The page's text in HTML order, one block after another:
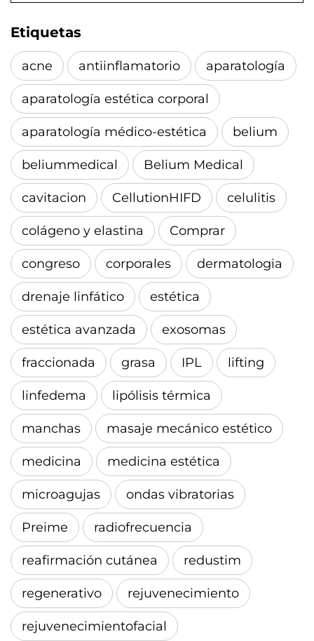
Etiquetas
acne antiinflamatorio aparatología
aparatología estética corporal
aparatología médico-estética belium
beliummedical Belium Medical
cavitacion CellutionHIFD celulitis
colágeno y elastina Comprar
congreso corporales dermatologia
drenaje linfático estética
estética avanzada exosomas
fraccionada grasa IPL lifting
linfedema lipólisis térmica
manchas masaje mecánico estético
medicina medicina estética
microagujas ondas vibratorias
Preime radiofrecuencia
reafirmación cutánea redustim
regenerativo rejuvenecimiento
rejuvenecimientofacial